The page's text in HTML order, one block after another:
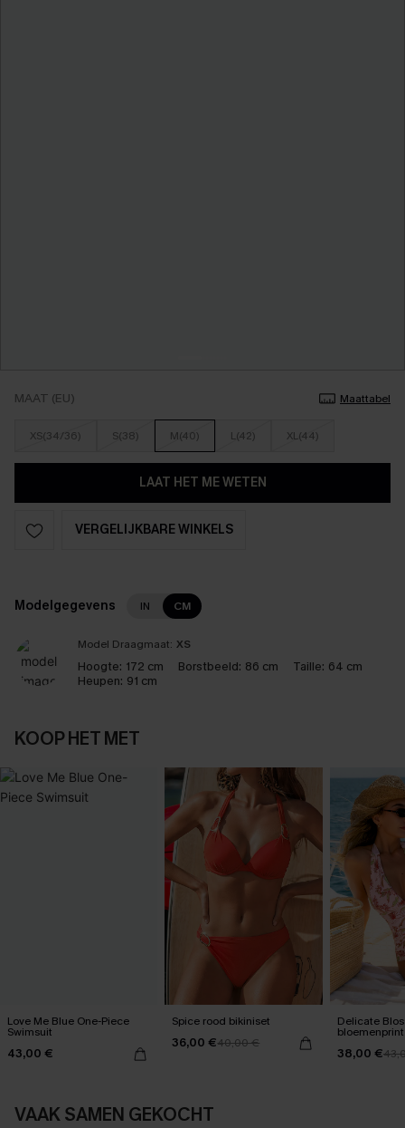
MAAT (EU) Maattabel
XS(34/36) S(38) M(40) L(42) XL(44)
LAAT HET ME WETEN
VERGELIJKBARE WINKELS
Modelgegevens IN CM
Model Draagmaat: XS
Hoogte: 172 cm Borstbeeld: 86 cm Taille: 64 cm
Heupen: 91 cm
KOOP HET MET
Love Me Blue One-Piece
Swimsuit
43,00 €
Spice rood bikiniset
36,00 €40,00 €
Delicate
38,00 €
VAAK SAMEN GEKOCHT